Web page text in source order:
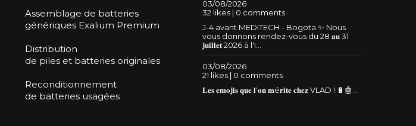
Assemblage de batteries
génériques Exalium Premium
Distribution
de piles et batteries originales
Reconditionnement
de batteries usagées
03/08/2026
32 likes | 0 comments
J-4 avant MEDITECH - Bogota ✨ Nous
vous donnons rendez-vous du 28 𝐚𝐮 31
𝐣𝐮𝐢𝐥𝐥𝐞𝐭 2026 à l'I...
03/08/2026
21 likes | 0 comments
𝐋𝐞𝐬 𝐞𝐦𝐨𝐣𝐢𝐬 𝐪𝐮𝐞 𝐥'𝐨𝐧 𝐦é𝐫𝐢𝐭𝐞 𝐜𝐡𝐞𝐳 VLAD ! 🔋🤖...